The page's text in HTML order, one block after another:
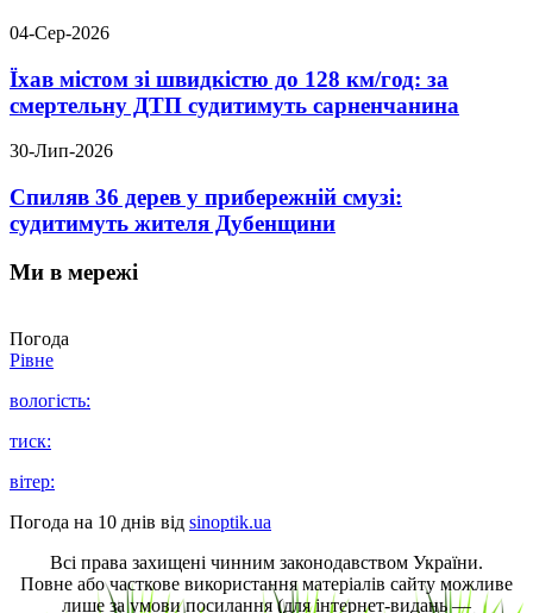
04-Сер-2026
Їхав містом зі швидкістю до 128 км/год: за
смертельну ДТП судитимуть сарненчанина
30-Лип-2026
Спиляв 36 дерев у прибережній смузі:
судитимуть жителя Дубенщини
Ми в мережі
Погода
Рівне
вологість:
тиск:
вітер:
Погода на 10 днів від sinoptik.ua
Всі права захищені чинним законодавством України.
Повне або часткове використання матеріалів сайту можливе
лише за умови посилання (для інтернет-видань —